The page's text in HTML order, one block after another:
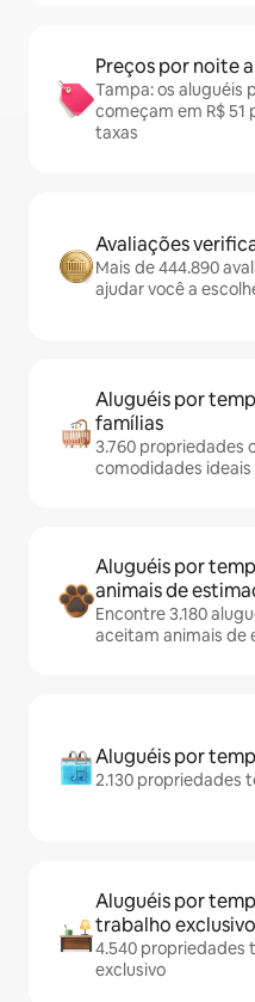
Preços por noite
Tampa: os aluguéis
começam em R$ 51
taxas
Avaliações
Mais de 444.890
ajudar você a
Aluguéis por
famílias
3.760 propriedades
comodidades
Aluguéis por
animais de
Encontre 3.180
aceitam animais de
Aluguéis por
2.130 propriedades
Aluguéis por
trabalho
4.540 propriedades
exclusivo